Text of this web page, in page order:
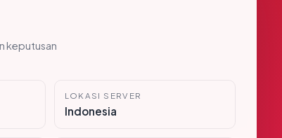
keputusan
LOKASI SERVER
Indonesia